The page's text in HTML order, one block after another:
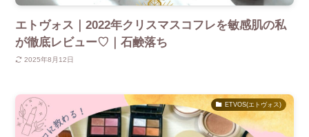
エトヴォス｜2022年クリスマスコフレを敏感肌の私
が徹底レビュー♡｜石鹸落ち
2025年8月12日
ETVOS(エトヴォス)